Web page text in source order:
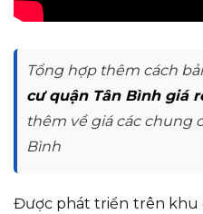
Tổng hợp thêm cách
cư quận Tân Bình giá
thêm về giá các chung
Bình
Được phát triển trên khu